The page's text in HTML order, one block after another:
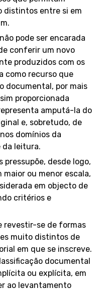
distintos entre si em
pode ser encarada
conferir um novo
produzidos com os
como recurso que
documental, por mais
proporcionada
amputá-la do
e, sobretudo, de
domínios da
da leitura.
pressupõe, desde logo,
ou menor escala,
em objecto de
critérios e
revestir-se de formas
muito distintos de
em que se inscreve.
documental
ou explícita, em
ao levantamento